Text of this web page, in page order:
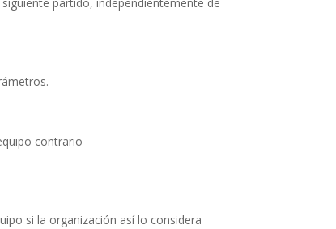
contrario
si la organización así lo considera